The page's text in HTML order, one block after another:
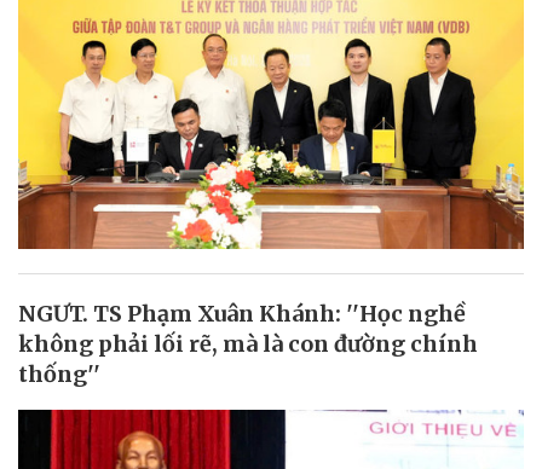
NGƯT. TS Phạm Xuân Khánh: ''Học nghề
không phải lối rẽ, mà là con đường chính
thống''